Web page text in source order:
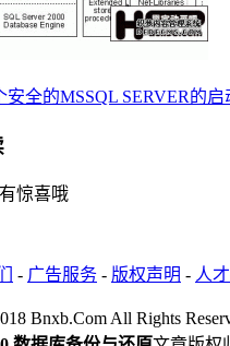
全的MSSQL SERVER的启
惊喜哦
- 广告服务 - 版权声明 - 人
Bnxb.Com All Rights